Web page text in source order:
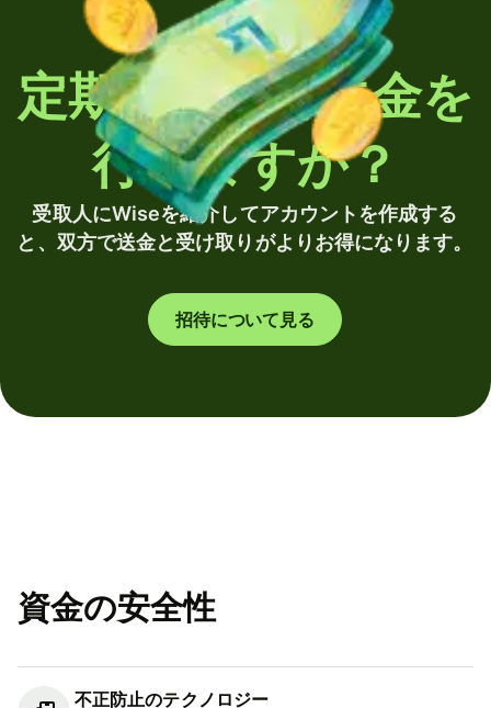
定期的に海外送金を
行いますか？
受取人にWiseを紹介してアカウントを作成する
と、双方で送金と受け取りがよりお得になります。
招待について見る
資金の安全性
不正防止のテクノロジー